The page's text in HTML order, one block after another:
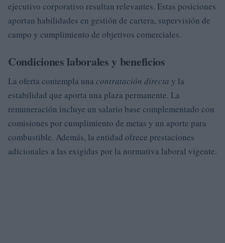
ejecutivo corporativo resultan relevantes. Estas posiciones
aportan habilidades en gestión de cartera, supervisión de
campo y cumplimiento de objetivos comerciales.
Condiciones laborales y beneficios
La oferta contempla una contratación directa y la
estabilidad que aporta una plaza permanente. La
remuneración incluye un salario base complementado con
comisiones por cumplimiento de metas y un aporte para
combustible. Además, la entidad ofrece prestaciones
adicionales a las exigidas por la normativa laboral vigente.